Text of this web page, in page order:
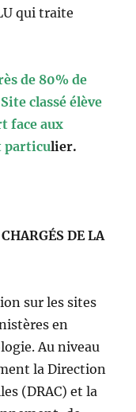
qui traite
de 80% de
classé élève
face aux
particulier.
DE LA
sur les sites
en
Au niveau
la Direction
(DRAC) et la